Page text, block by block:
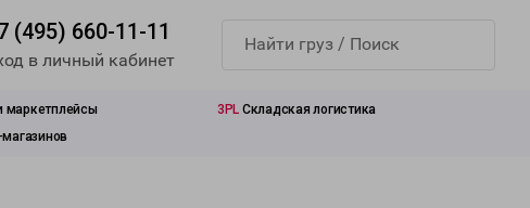
(495) 660-11-11
в личный кабинет
маркетплейсы 3PL Складская логистика